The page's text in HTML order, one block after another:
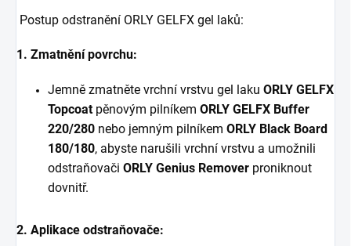
Postup odstranění ORLY GELFX gel laků:
1. Zmatnění povrchu:
Jemně zmatněte vrchní vrstvu gel laku ORLY GELFX
Topcoatpěnovým pilníkem ORLY GELFX Buffer
220/280 nebo jemným pilníkem ORLY Black Board
180/180, abyste narušili vrchní vrstvu a umožnili
odstraňovači ORLY Genius Remover proniknout
dovnitř.
2. Aplikace odstraňovače: